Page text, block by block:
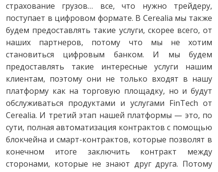
страхование грузов… все, что нужно трейдеру,
поступает в цифровом формате. В Cerealia мы также
будем предоставлять такие услуги, скорее всего, от
наших партнеров, потому что мы не хотим
становиться цифровым банком. И мы будем
предоставлять такие интересные услуги нашим
клиентам, поэтому они не только входят в нашу
платформу как на торговую площадку, но и будут
обслуживаться продуктами и услугами FinTech от
Cerealia. И третий этап нашей платформы — это, по
сути, полная автоматизация контрактов с помощью
блокчейна и смарт-контрактов, которые позволят в
конечном итоге заключить контракт между
сторонами, которые не знают друг друга. Потому